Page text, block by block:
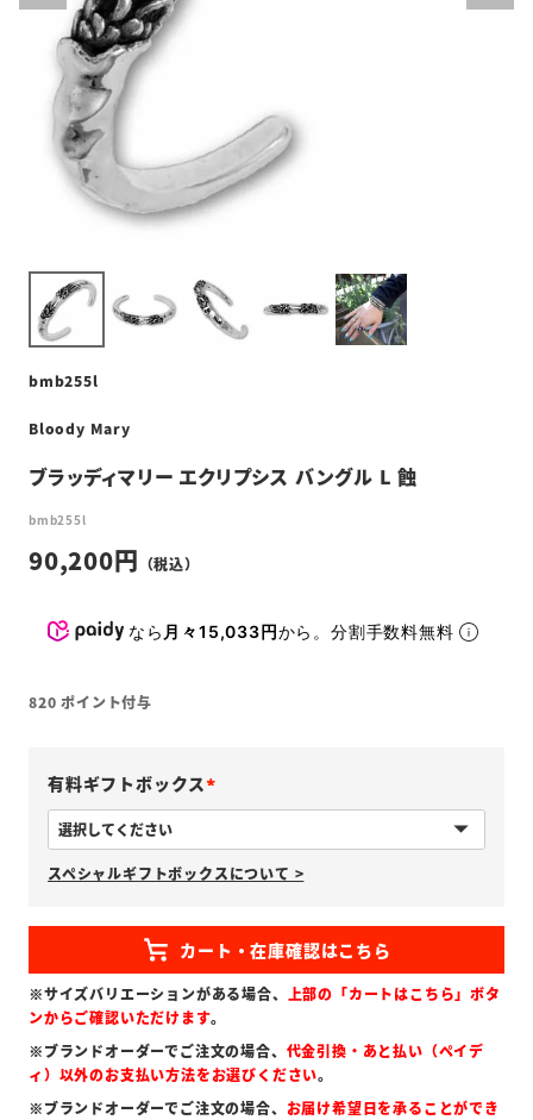
bmb255l
Bloody Mary
ブラッディマリー エクリプシス バングル L 蝕
bmb255l
90,200
なら 月々15,033円から。分割手数料無料
820 ポイント付与
有料ギフトボックス
必
須
)
スペシャルギフトボックスについて >
※サイズバリエーションがある場合、 上部の「カートはこちら」ボタ
ンからご確認いただけます。
※ブランドオーダーでご注文の場合、 代金引換・あと払い（ペイデ
ィ）以外のお支払い方法をお選びください。
※ブランドオーダーでご注文の場合、 お届け希望日を承ることができ